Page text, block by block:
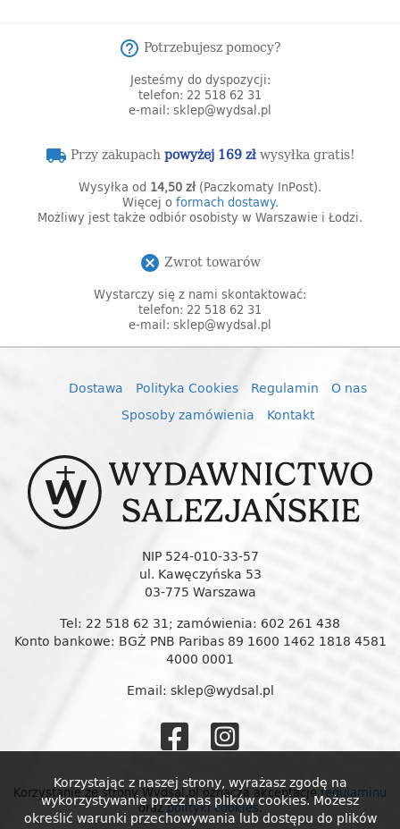
help_outline Potrzebujesz pomocy?
Jesteśmy do dyspozycji:
telefon: 22 518 62 31
e-mail: sklep@wydsal.pl
local_shipping Przy zakupachpowyżej 169 złwysyłka gratis!
Wysyłka od 14,50 zł (Paczkomaty InPost).
Więcej o formach dostawy.
Możliwy jest także odbiór osobisty w Warszawie i Łodzi.
cancel Zwrot towarów
Wystarczy się z nami skontaktować:
telefon: 22 518 62 31
e-mail: sklep@wydsal.pl
Dostawa Polityka Cookies Regulamin
O nas
Sposoby zamówienia
Kontakt
NIP 524-010-33-57
ul. Kawęczyńska 53
03-775 Warszawa
Tel: 22 518 62 31; zamówienia: 602 261 438
Konto bankowe: BGŻ PNB Paribas 89 1600 1462 1818 4581
4000 0001
Email: sklep@wydsal.pl
Salezjańskie
Korzystanie ze strony Wydsal.pl oznacza akceptacjęregulaminu
orazpolityki cookies.
Korzystając z naszej strony, wyrażasz zgodę na
wykorzystywanie przez nas plików cookies. Możesz
określić warunki przechowywania lub dostępu do plików